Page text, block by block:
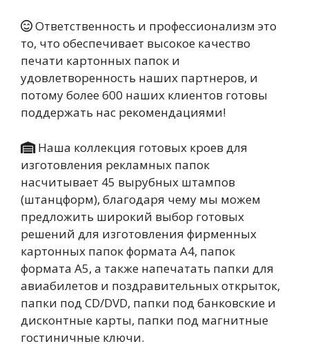
Ответственность и профессионализм это
то, что обеспечивает высокое качество
печати картонных папок и
удовлетворенность наших партнеров, и
потому более 600 наших клиентов готовы
поддержать нас рекомендациями!
Наша коллекция готовых кроев для
изготовления рекламных папок
насчитывает 45 вырубных штампов
(штанцформ), благодаря чему мы можем
предложить широкий выбор готовых
решений для изготовления фирменных
картонных папок формата А4, папок
формата А5, а также напечатать папки для
авиабилетов и поздравительных открыток,
папки под CD/DVD, папки под банковские и
дисконтные карты, папки под магнитные
гостиничные ключи.